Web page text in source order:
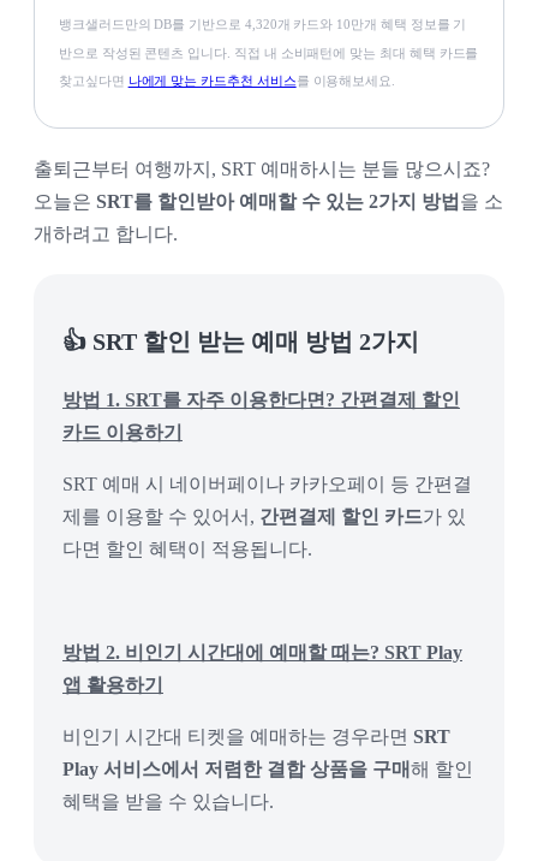
뱅크샐러드만의 DB를 기반으로 4,320개 카드와 10만개 혜택 정보를 기
반으로 작성된 콘텐츠 입니다. 직접 내 소비패턴에 맞는 최대 혜택 카드를
찾고싶다면 나에게 맞는 카드추천 서비스를 이용해보세요.
출퇴근부터 여행까지, SRT 예매하시는 분들 많으시죠?
오늘은 SRT를 할인받아 예매할 수 있는 2가지 방법 을 소
개하려고 합니다.
👍 SRT 할인 받는 예매 방법 2가지
방법 1. SRT를 자주 이용한다면? 간편결제 할인
카드 이용하기
SRT 예매 시 네이버페이나 카카오페이 등 간편결
제를 이용할 수 있어서, 간편결제 할인 카드가 있
다면 할인 혜택이 적용됩니다.
방법 2. 비인기 시간대에 예매할 때는? SRT Play
앱 활용하기
비인기 시간대 티켓을 예매하는 경우라면 SRT
Play 서비스에서 저렴한 결합 상품을 구매해 할인
혜택을 받을 수 있습니다.